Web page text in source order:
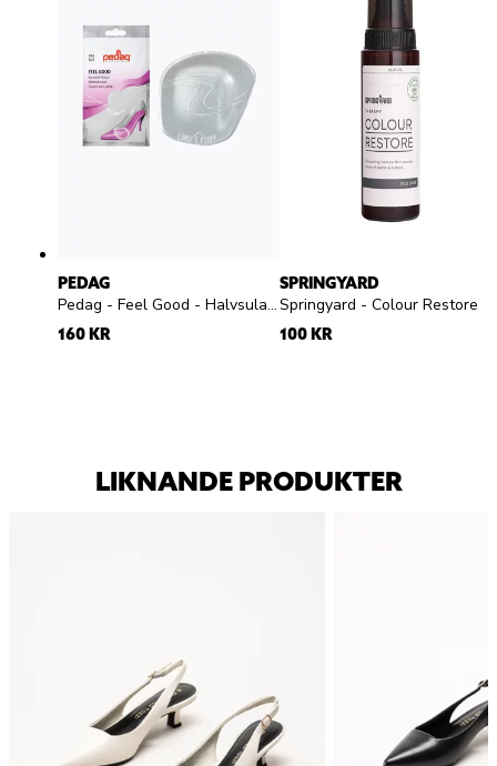
PEDAG
Pedag - Feel Good - Halvsula med pelotte silikon
160 KR
SPRINGYARD
100 KR
LIKNANDE PRODUKTER